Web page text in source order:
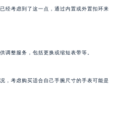
经考虑到了这一点，通过内置或外置扣环来
调整服务，包括更换或缩短表带等。
，考虑购买适合自己手腕尺寸的手表可能是